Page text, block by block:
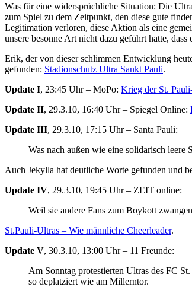
Was für eine widersprüchliche Situation: Die
zum Spiel zu dem Zeitpunkt, den diese gute
Legitimation verloren, diese Aktion als eine
unsere besonne Art nicht dazu geführt hatte,
Erik, der von dieser schlimmen Entwicklung
gefunden: Stadionschutz Ultra Sankt Pauli.
Update I, 23:45 Uhr – MoPo: Krieg der St.
Update II, 29.3.10, 16:40 Uhr – Spiegel Online:
Update III, 29.3.10, 17:15 Uhr – Santa Pauli:
Was nach außen wie eine solidarisch leere
Auch Jekylla hat deutliche Worte gefunden und
Update IV, 29.3.10, 19:45 Uhr – ZEIT online:
Weil sie andere Fans zum Boykott
St.Pauli-Ultras – Wie männliche Cheerleader.
Update V, 30.3.10, 13:00 Uhr – 11 Freunde:
Am Sonntag protestierten Ultras des FC
so deplatziert wie am Millerntor.